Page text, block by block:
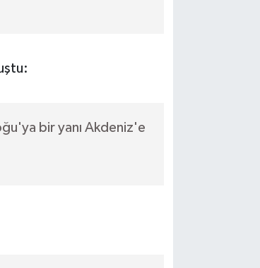
bir yanı Akdeniz'e